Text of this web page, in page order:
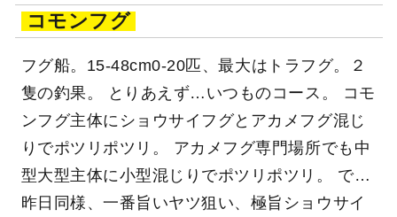
コモンフグ
フグ船。15-48cm0-20匹、最大はトラフグ。２
隻の釣果。 とりあえず…いつものコース。 コモ
ンフグ主体にショウサイフグとアカメフグ混じ
りでポツリポツリ。 アカメフグ専門場所でも中
型大型主体に小型混じりでポツリポツリ。 で…
昨日同様、一番旨いヤツ狙い、極旨ショウサイ